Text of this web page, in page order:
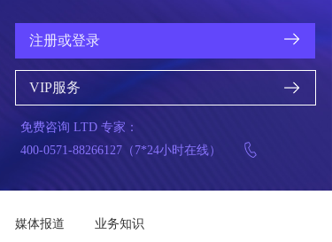
免费咨询 LTD 专家：
400-0571-88266127（7*24小时在线）
注册或登录
VIP服务
媒体报道 业务知识